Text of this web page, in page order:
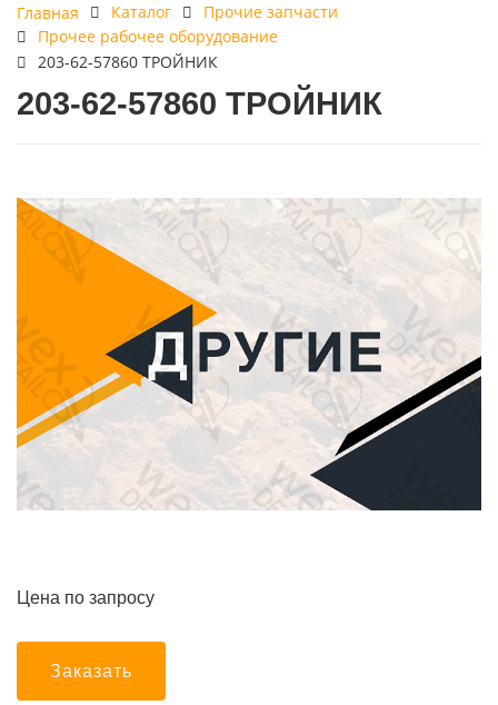
Главная Каталог
Прочие запчасти
Прочее рабочее оборудование
203-62-57860 ТРОЙНИК
203-62-57860 ТРОЙНИК
Цена по запросу
Заказать